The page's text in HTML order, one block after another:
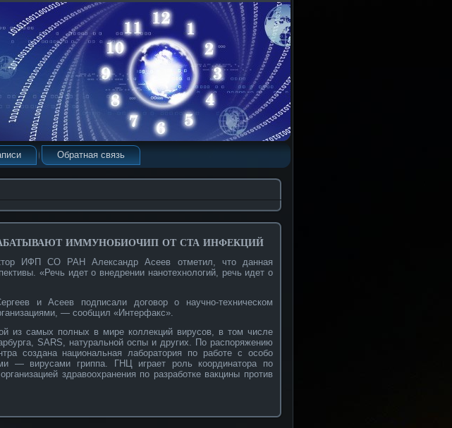
Обратная связь
иммунобиочип от ста инфекций
ИФП СО РАН Александр Асеев отметил, что данная
«Речь идет о внедрении нанотехнологий, речь идет о
и Асеев подписали договор о научно-техническом
— сообщил «Интерфакс».
из самых полных в мире коллекций вирусов, в том числе
SARS, натуральной оспы и других. По распоряжению
создана национальная лаборатория по работе с особо
— вирусами гриппа. ГНЦ играет роль координатора по
здравоохранения по разработке вакцины против